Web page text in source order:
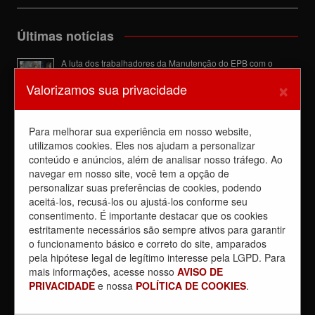
Últimas notícias
A luta dos trabalhadores da Manutenção do EPB com o
6 de agosto de 2026
Dia de luta! Ferroviários mostram que a luta é o caminho e
5 de agosto de 2026
Dia 4/8, É DIA DE LUTA contra a privatização da CPTM.
PARTICIPE!
3 de agosto de 2026
Reunião com Manutenção do EPB, com a Inspeção de Via e
com a chefia da área
31 de julho de 2026
Sobre a REUNIÃO entre o Sindicato e o Metrus
30 de julho de 2026
Valorizamos sua privacidade ×
Para melhorar sua experiência em nosso website,
utilizamos cookies. Eles nos ajudam a personalizar
conteúdo e anúncios, além de analisar nosso tráfego. Ao
navegar em nosso site, você tem a opção de
personalizar suas preferências de cookies, podendo
aceitá-los, recusá-los ou ajustá-los conforme seu
consentimento. É importante destacar que os cookies
estritamente necessários são sempre ativos para garantir
o funcionamento básico e correto do site, amparados
pela hipótese legal de legítimo interesse pela LGPD. Para
mais informações, acesse nosso AVISO DE
PRIVACIDADE e nossa POLÍTICA DE COOKIES.